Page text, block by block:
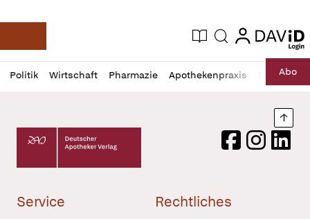
Deutsche Apotheker Zeitung
Aktuelle Ausgabe
Suche login
login
Politik Wirtschaft Pharmazie Apothekenpraxis RechtAbo
Profil
öffnen
Daz
Pur
Deutscher Apotheker Verlag Logo
FacebookInstagram
Service Rechtliches